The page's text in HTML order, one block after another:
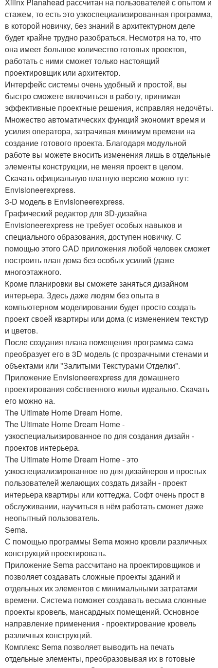
Xilinx Planahead рассчитан на пользователей с опытом и
стажем, то есть это узкоспециализированная программа,
в которой новичку, без знаний в архитектурном деле
будет крайне трудно разобраться. Несмотря на то, что
она имеет большое количество готовых проектов,
работать с ними сможет только настоящий
проектировщик или архитектор.
Интерфейс системы очень удобный и простой, вы
быстро сможете включиться в работу, принимая
эффективные проектные решения, исправляя недочёты.
Множество автоматических функций экономит время и
усилия оператора, затрачивая минимум времени на
создание готового проекта. Благодаря модульной
работе вы можете вносить изменения лишь в отдельные
элементы конструкции, не меняя проект в целом.
Скачать официальную платную версию можно тут:
Envisioneerexpress.
3-D модель в Envisioneerexpress.
Графический редактор для 3D-дизайна
Envisioneerexpress не требует особых навыков и
специального образования, доступен новичку. С
помощью этого CAD приложения любой человек сможет
построить план дома без особых усилий (даже
многоэтажного.
Кроме планировки вы сможете заняться дизайном
интерьера. Здесь даже людям без опыта в
компьютерном моделировании будет просто создать
проект своей квартиры или дома (с изменением текстур
и цветов.
После создания плана помещения программа сама
преобразует его в 3D модель (с прозрачными стенами и
объектами или "Залитыми Текстурами Отделки".
Приложение Envisioneerexpress для домашнего
проектирования собственного жилья идеально. Скачать
его можно на.
The Ultimate Home Dream Home.
The Ultimate Home Dream Home -
узкоспециальизированное по для создания дизайн -
проектов интерьера.
The Ultimate Home Dream Home - это
узкоспециализированное по для дизайнеров и простых
пользователей желающих создать дизайн - проект
интерьера квартиры или коттеджа. Софт очень прост в
обслуживании, научиться в нём работать сможет даже
неопытный пользователь.
Sema.
С помощью программы Sema можно кровли различных
конструкций проектировать.
Приложение Sema рассчитано на проектировщиков и
позволяет создавать сложные проекты зданий и
отдельных их элементов с минимальными затратами
времени. Система поможет создавать весьма сложные
проекты кровель, мансардных помещений. Основное
направление применения - проектирование кровель
различных конструкций.
Комплекс Sema позволяет выводить на печать
отдельные элементы, преобразовывая их в готовые